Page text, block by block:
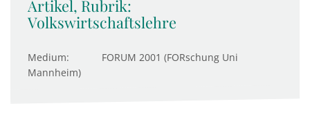
Artikel, Rubrik:
Volkswirtschaftslehre
Medium:
FORUM 2001 (FORschung Uni
Mannheim)